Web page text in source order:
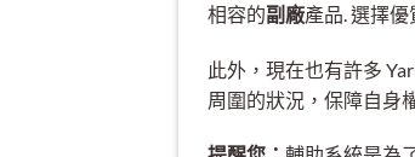
相容的副廠產品. 選擇
此外，現在也有許多
周圍的狀況，保障自身